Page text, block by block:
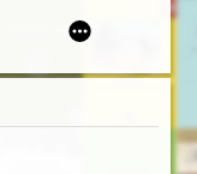
w okresie II